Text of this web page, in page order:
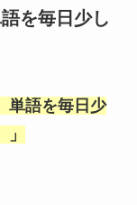
を毎日少し
単語を毎日少
」